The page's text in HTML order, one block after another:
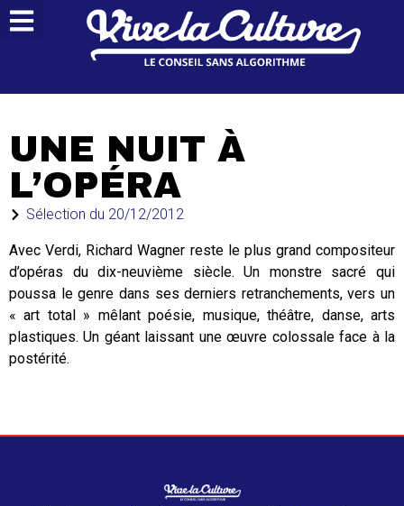
UNE NUIT À
L’OPÉRA
Sélection du 20/12/2012
Avec Verdi, Richard Wagner reste le plus grand compositeur
d’opéras du dix-neuvième siècle. Un monstre sacré qui
poussa le genre dans ses derniers retranchements, vers un
« art total » mêlant poésie, musique, théâtre, danse, arts
plastiques. Un géant laissant une œuvre colossale face à la
postérité.